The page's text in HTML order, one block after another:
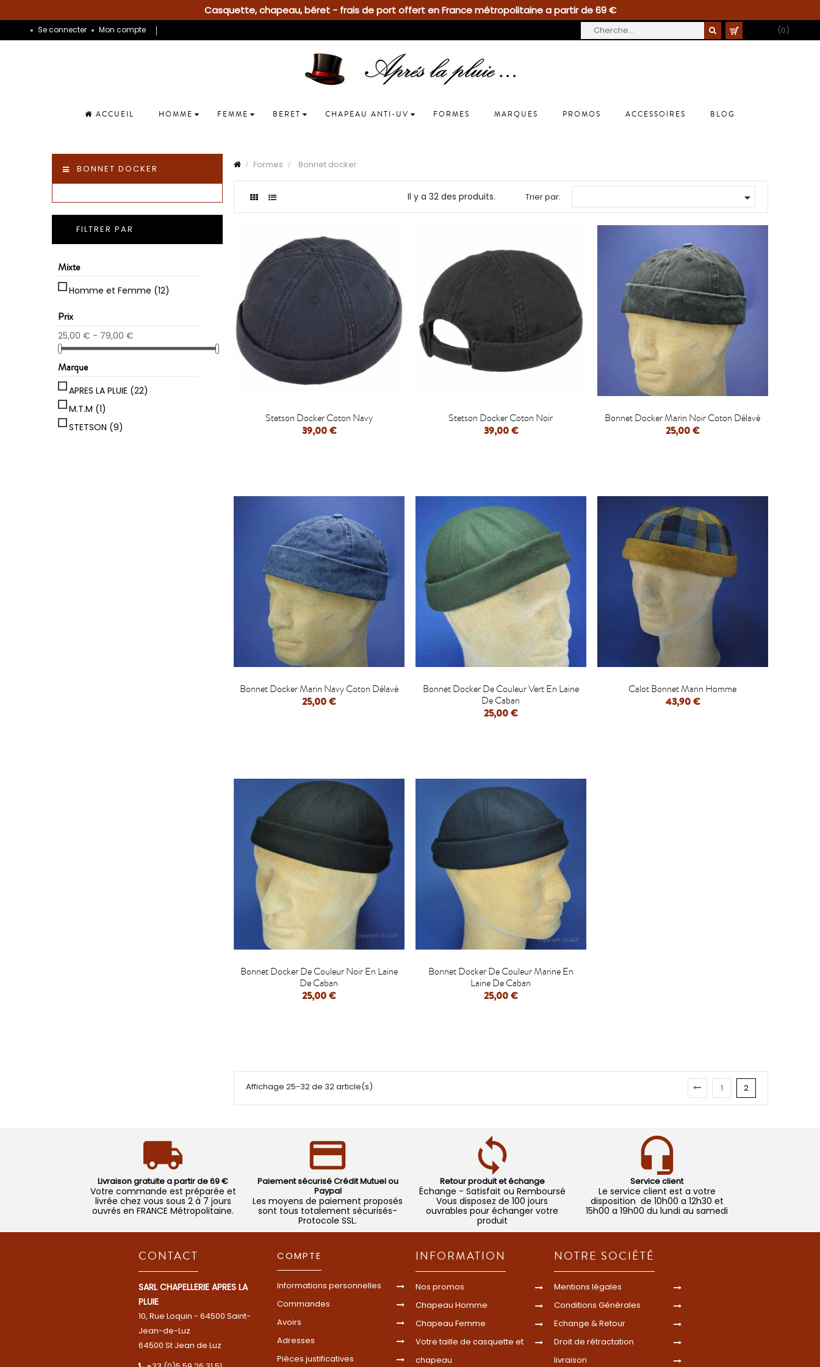
Casquette, chapeau, béret - frais de port offert en France métropolitaine a partir de 69 €
Se connecter Mon compte (0)
ACCUEIL HOMME FEMME BERET CHAPEAU ANTI-UV FORMES MARQUES PROMOS ACCESSOIRES BLOG
BONNET DOCKER
FILTRER PAR
Mixte
Homme et Femme (12)
Prix
25,00 € - 79,00 €
Marque
APRES LA PLUIE (22)
M.T.M (1)
STETSON (9)
Formes Bonnet docker
Il y a 32 des produits. Trier par: 

Stetson Docker Coton Navy
39,00 €

Stetson Docker Coton Noir
39,00 €

Bonnet Docker Marin Noir Coton Délavé
25,00 €

Bonnet Docker Marin Navy Coton Délavé
25,00 €

Bonnet Docker De Couleur Vert En Laine
De Caban
25,00 €

Calot Bonnet Marin Homme
43,90 €

Bonnet Docker De Couleur Noir En Laine
De Caban
25,00 €

Bonnet Docker De Couleur Marine En
Laine De Caban
25,00 €
Affichage 25-32 de 32 article(s) 1 2
Livraison gratuite a partir de 69 €
Votre commande est préparée et
livrée chez vous sous 2 à 7 jours
ouvrés en FRANCE Métropolitaine.
Paiement sécurisé Crédit Mutuel ou
Paypal
Les moyens de paiement proposés
sont tous totalement sécurisés-
Protocole SSL.
Retour produit et échange
Échange - Satisfait ou Remboursé
Vous disposez de 100 jours
ouvrables pour échanger votre
produit
Service client
Le service client est a votre
disposition de 10h00 a 12h30 et
15h00 a 19h00 du lundi au samedi
CONTACT
SARL CHAPELLERIE APRES LA
PLUIE
10, Rue Loquin - 64500 Saint-
Jean-de-Luz
64500 St Jean de Luz
COMPTE
Informations personnelles
Commandes
Avoirs
Adresses
Pièces justificatives
INFORMATION
Nos promos
Chapeau Homme
Chapeau Femme
Votre taille de casquette et
chapeau
NOTRE SOCIÉTÉ
Mentions légales
Conditions Générales
Echange & Retour
Droit de rétractation
livraison